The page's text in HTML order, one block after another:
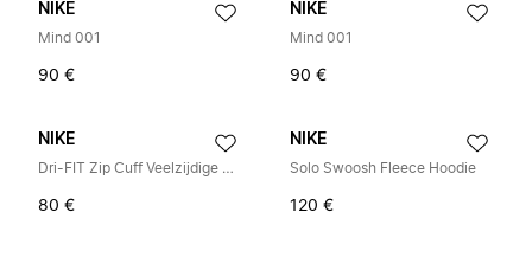
NIKE
Mind 001
90 €
NIKE
Mind 001
90 €
NIKE
Dri-FIT Zip Cuff Veelzijdige Broek
80 €
NIKE
Solo Swoosh Fleece Hoodie
120 €